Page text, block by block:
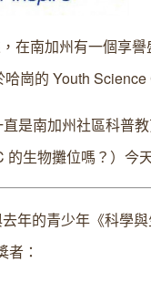
南加州有一個享
崗的 Youth
是南加州社區科普
生物攤位嗎？）今
年的青少年《科學
：